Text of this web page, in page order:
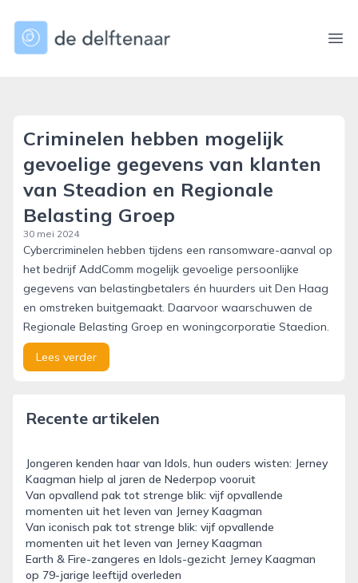
dedelftenaar.nl
Criminelen hebben mogelijk
gevoelige gegevens van klanten
van Steadion en Regionale
Belasting Groep
30 mei 2024
Cybercriminelen hebben tijdens een ransomware-aanval op
het bedrijf AddComm mogelijk gevoelige persoonlijke
gegevens van belastingbetalers én huurders uit Den Haag
en omstreken buitgemaakt. Daarvoor waarschuwen de
Regionale Belasting Groep en woningcorporatie Staedion.
Lees verder
Recente artikelen
Jongeren kenden haar van Idols, hun ouders wisten: Jerney
Kaagman hielp al jaren de Nederpop vooruit
Van opvallend pak tot strenge blik: vijf opvallende
momenten uit het leven van Jerney Kaagman
Van iconisch pak tot strenge blik: vijf opvallende
momenten uit het leven van Jerney Kaagman
Earth & Fire-zangeres en Idols-gezicht Jerney Kaagman
op 79-jarige leeftijd overleden